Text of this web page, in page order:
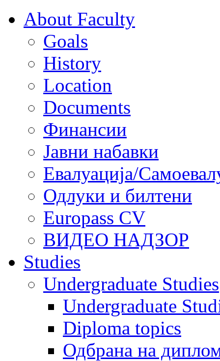
About Faculty
Goals
History
Location
Documents
Финансии
Јавни набавки
Евалуација/
Одлуки и билтени
Europass CV
ВИДЕО НАДЗОР
Studies
Undergraduate Studies
Undergraduate
Diploma topics
Одбрана на